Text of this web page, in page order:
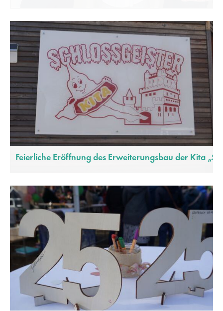
Feierliche Eröffnung des Erweiterungsbau der Kita